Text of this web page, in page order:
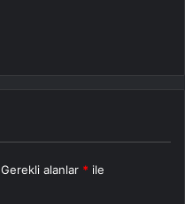
Gerekli alanlar * ile